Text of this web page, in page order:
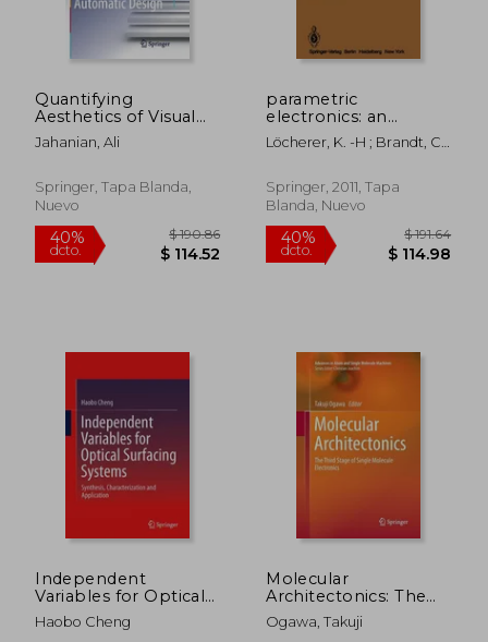
dcto. $ 141.52 dcto.
Quantifying
Aesthetics of Visual
Design Applied to
Automatic Design (en
Jahanian, Ali
Springer, Tapa Blanda,
Nuevo
parametric
electronics: an
introduction (en
Inglés)
Löcherer, K. -H ; Brandt, C.
Springer, 2011, Tapa
Blanda, Nuevo
Independent
Variables for Optical
Surfacing Systems:
Synthesis,
Haobo Cheng
Molecular
Architectonics: The
Third Stage of Single
Molecule Electronics
Ogawa, Takuji